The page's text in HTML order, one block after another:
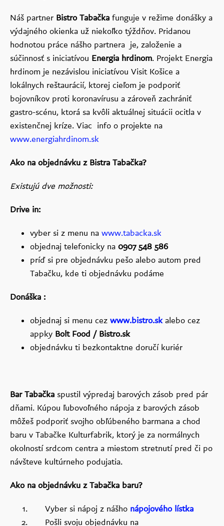
Náš partner Bistro Tabačka funguje v režime donášky a
výdajného okienka už niekoľko týždňov. Pridanou
hodnotou práce nášho partnera je, založenie a
súčinnosť s iniciatívou Energia hrdinom. Projekt Energia
hrdinom je nezávislou iniciatívou Visit Košice a
lokálnych reštaurácií, ktorej cieľom je podporiť
bojovníkov proti koronavírusu a zároveň zachrániť
gastro-scénu, ktorá sa kvôli aktuálnej situácii ocitla v
existenčnej kríze. Viac info o projekte na
www.energiahrdinom.sk
Ako na objednávku z Bistra Tabačka?
Existujú dve možnosti:
Drive in:
vyber si z menu na www.tabacka.sk
objednaj telefonicky na 0907 548 586
príď si pre objednávku pešo alebo autom pred
Tabačku, kde ti objednávku podáme
Donáška :
objednaj si menu cez www.bistro.skalebo cez
appky Bolt Food / Bistro.sk
objednávku ti bezkontaktne doručí kuriér
Bar Tabačka spustil výpredaj barových zásob pred pár
dňami. Kúpou ľubovoľného nápoja z barových zásob
môžeš podporiť svojho obľúbeného barmana a chod
baru v Tabačke Kulturfabrik, ktorý je za normálnych
okolností srdcom centra a miestom stretnutí pred či po
návšteve kultúrneho podujatia.
Ako na objednávku z Tabačka baru?
Vyber si nápoj z nášho nápojového lístka
Pošli svoju objednávku na